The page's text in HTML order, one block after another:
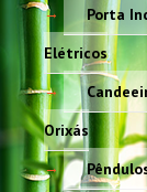
Porta
Elétricos
Orixás